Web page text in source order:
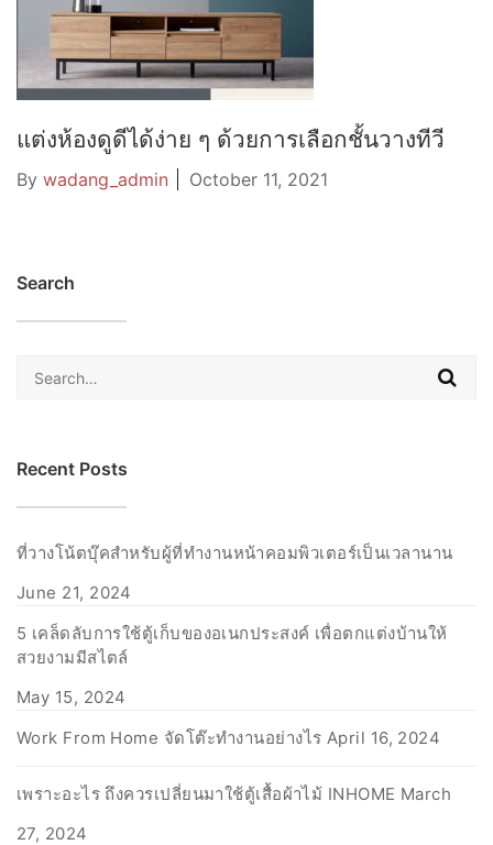
แต่งห้องดูดีได้ง่าย ๆ ด้วยการเลือกชั้นวางทีวี
By wadang_admin October 11, 2021
Search
Search
for:
Recent Posts
ที่วางโน้ตบุ๊คสำหรับผู้ที่ทำงานหน้าคอมพิวเตอร์เป็นเวลานาน
June 21, 2024
5 เคล็ดลับการใช้ตู้เก็บของอเนกประสงค์ เพื่อตกแต่งบ้านให้
สวยงามมีสไตล์
May 15, 2024
Work From Home จัดโต๊ะทำงานอย่างไร April 16, 2024
เพราะอะไร ถึงควรเปลี่ยนมาใช้ตู้เสื้อผ้าไม้ INHOME March
27, 2024